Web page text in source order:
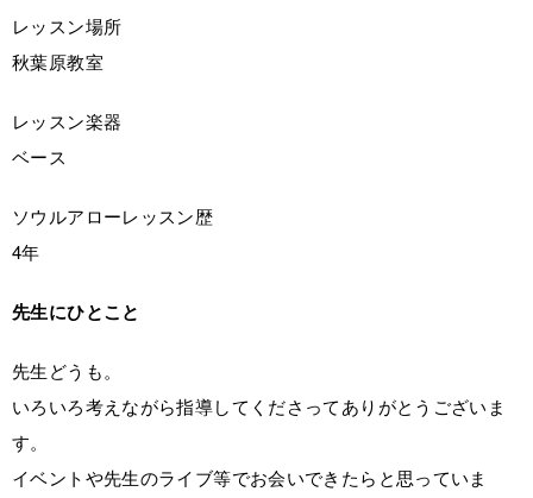
レッスン場所
秋葉原教室
レッスン楽器
ベース
ソウルアローレッスン歴
4年
先生にひとこと
先生どうも。
いろいろ考えながら指導してくださってありがとうございま
す。
イベントや先生のライブ等でお会いできたらと思っていま